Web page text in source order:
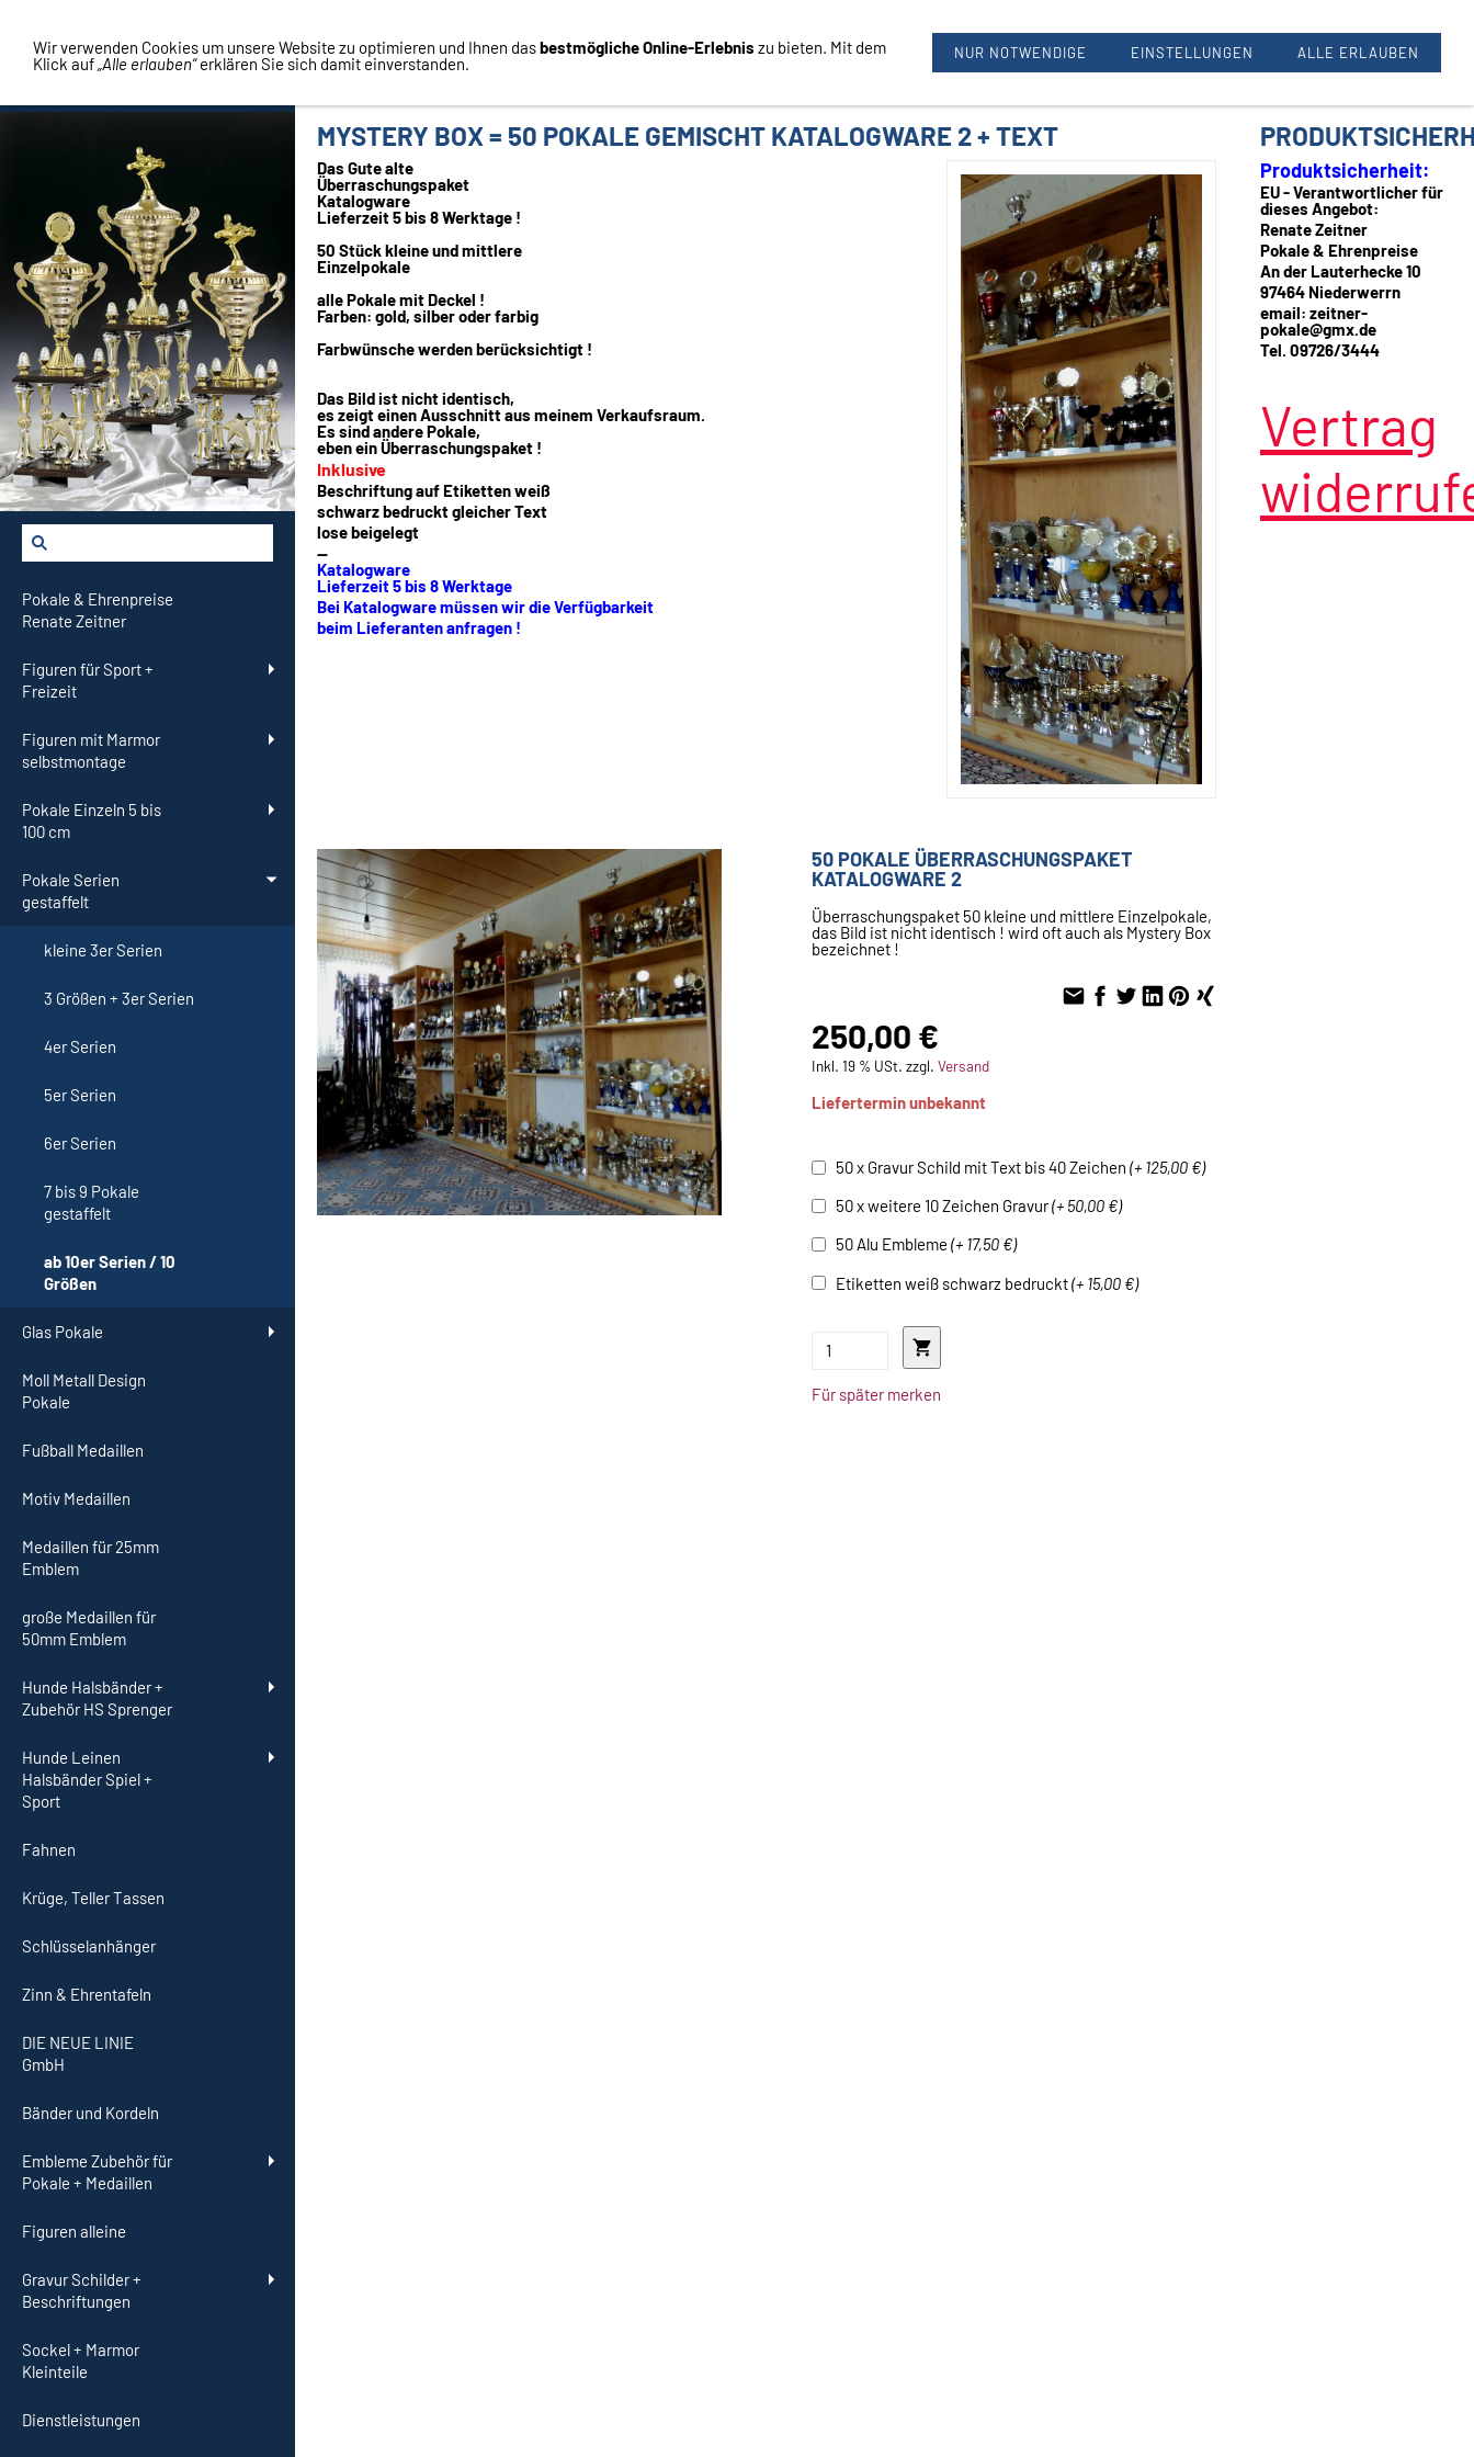
09726/3444 Renate Zeitner, 97464 Oberwerrn
Pokale & Ehrenpreise
Renate Zeitner
Figuren für Sport +
Freizeit
Figuren mit Marmor
selbstmontage
Pokale Einzeln 5 bis
100 cm
Pokale Serien
gestaffelt
kleine 3er Serien
3 Größen + 3er Serien
4er Serien
5er Serien
6er Serien
7 bis 9 Pokale
gestaffelt
ab 10er Serien / 10
Größen
Glas Pokale
Moll Metall Design
Pokale
Fußball Medaillen
Motiv Medaillen
Medaillen für 25mm
Emblem
große Medaillen für
50mm Emblem
Hunde Halsbänder +
Zubehör HS Sprenger
Hunde Leinen
Halsbänder Spiel +
Sport
Fahnen
Krüge, Teller Tassen
Schlüsselanhänger
Zinn & Ehrentafeln
DIE NEUE LINIE
GmbH
Bänder und Kordeln
Embleme Zubehör für
Pokale + Medaillen
Figuren alleine
Gravur Schilder +
Beschriftungen
Sockel + Marmor
Kleinteile
Dienstleistungen
MYSTERY BOX = 50 POKALE GEMISCHT KATALOGWARE 2 + TEXT
Das Gute alte
Überraschungspaket
Katalogware
Lieferzeit 5 bis 8 Werktage !
50 Stück kleine und mittlere
Einzelpokale
alle Pokale mit Deckel !
Farben: gold, silber oder farbig
Farbwünsche werden berücksichtigt !
Das Bild ist nicht identisch,
es zeigt einen Ausschnitt aus meinem Verkaufsraum.
Es sind andere Pokale,
eben ein Überraschungspaket !
Inklusive
Beschriftung auf Etiketten weiß
schwarz bedruckt gleicher Text
lose beigelegt
--
Katalogware
Lieferzeit 5 bis 8 Werktage
Bei Katalogware müssen wir die Verfügbarkeit
beim Lieferanten anfragen !
50 POKALE ÜBERRASCHUNGSPAKET
KATALOGWARE 2
Überraschungspaket 50 kleine und mittlere Einzelpokale,
das Bild ist nicht identisch ! wird oft auch als Mystery Box
bezeichnet !
250,00 €
Inkl. 19 % USt. zzgl. Versand
Liefertermin unbekannt
50 x Gravur Schild mit Text bis 40 Zeichen (+ 125,00 €)
50 x weitere 10 Zeichen Gravur(+ 50,00 €)
50 Alu Embleme (+ 17,50 €)
Etiketten weiß schwarz bedruckt(+ 15,00 €)
Für später merken
Produktsicherheit:
EU - Verantwortlicher für
dieses Angebot:
Renate Zeitner
Pokale & Ehrenpreise
An der Lauterhecke 10
97464 Niederwerrn
email: zeitner-
pokale@gmx.de
Tel. 09726/3444
Vertrag
Wir verwenden Cookies um unsere Website zu optimieren und Ihnen dasbestmögliche Online-Erlebnis zu bieten. Mit dem
Klick auf„Alle erlauben“erklären Sie sich damit einverstanden.
NUR NOTWENDIGE EINSTELLUNGEN ALLE ERLAUBEN